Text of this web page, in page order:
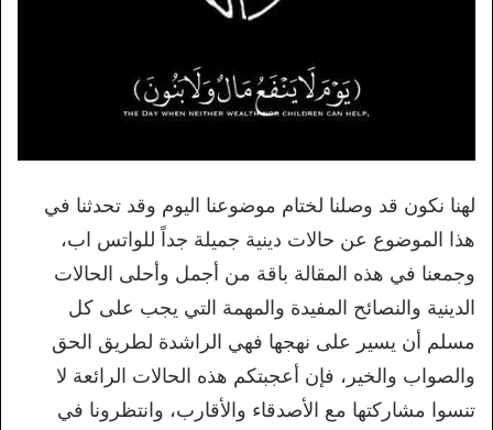
لهنا نكون قد وصلنا لختام موضوعنا اليوم وقد تحدثنا في
هذا الموضوع عن حالات دينية جميلة جداً للواتس اب،
وجمعنا في هذه المقالة باقة من أجمل وأحلى الحالات
الدينية والنصائح المفيدة والمهمة التي يجب على كل
مسلم أن يسير على نهجها فهي الراشدة لطريق الحق
والصواب والخير، فإن أعجبتكم هذه الحالات الرائعة لا
تنسوا مشاركتها مع الأصدقاء والأقارب، وانتظرونا في